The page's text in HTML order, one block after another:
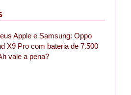
Apple e Samsung: Oppo
X9 Pro com bateria de 7.500
vale a pena?